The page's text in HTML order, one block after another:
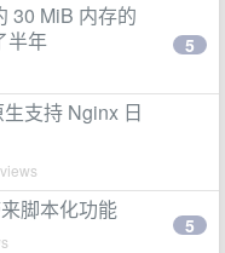
30 MiB 内存的
半年
5
支持 Nginx 日
脚本化功能
5